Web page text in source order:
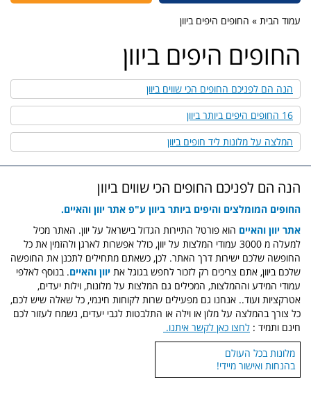
עמוד הבית » החופים היפים ביוון
החופים היפים ביוון
הנה הם לפניכם החופים הכי שווים ביוון
16 החופים היפים ביותר ביוון
המלצה על מלונות ליד חופים ביוון
הנה הם לפניכם החופים הכי שווים ביוון
החופים המומלצים והיפים ביותר ביוון ע"פ אתר יוון והאיים.
אתר יוון והאיים הוא פורטל התיירות הגדול בישראל על יוון. האתר מכיל
למעלה מ 3000 עמודי המלצות על יוון, כולל אפשרות לארגן ולהזמין את כל
החופשה שלכם ישירות דרך האתר. לכן, כשאתם מתחילים לתכנן את החופשה
שלכם ביוון, אתם צריכים רק לזכור לחפש בגוגל את יוון והאיים. בנוסף לאלפי
עמודי המידע וההמלצות, המכילים גם המלצות על מלונות, וילות יעדים,
אטרקציות ועוד.. אנחנו גם מפעילים שרות לקוחות חינמי, כל שאלה שיש לכם,
כל צורך בהמלצה על מלון או וילה או התלבטות לגבי יעדים, נשמח לעזור לכם
חינם ותמיד : לחצו כאן לקשר איתנו.
מלונות בכל העולם
בהנחות ואישור מיידי!